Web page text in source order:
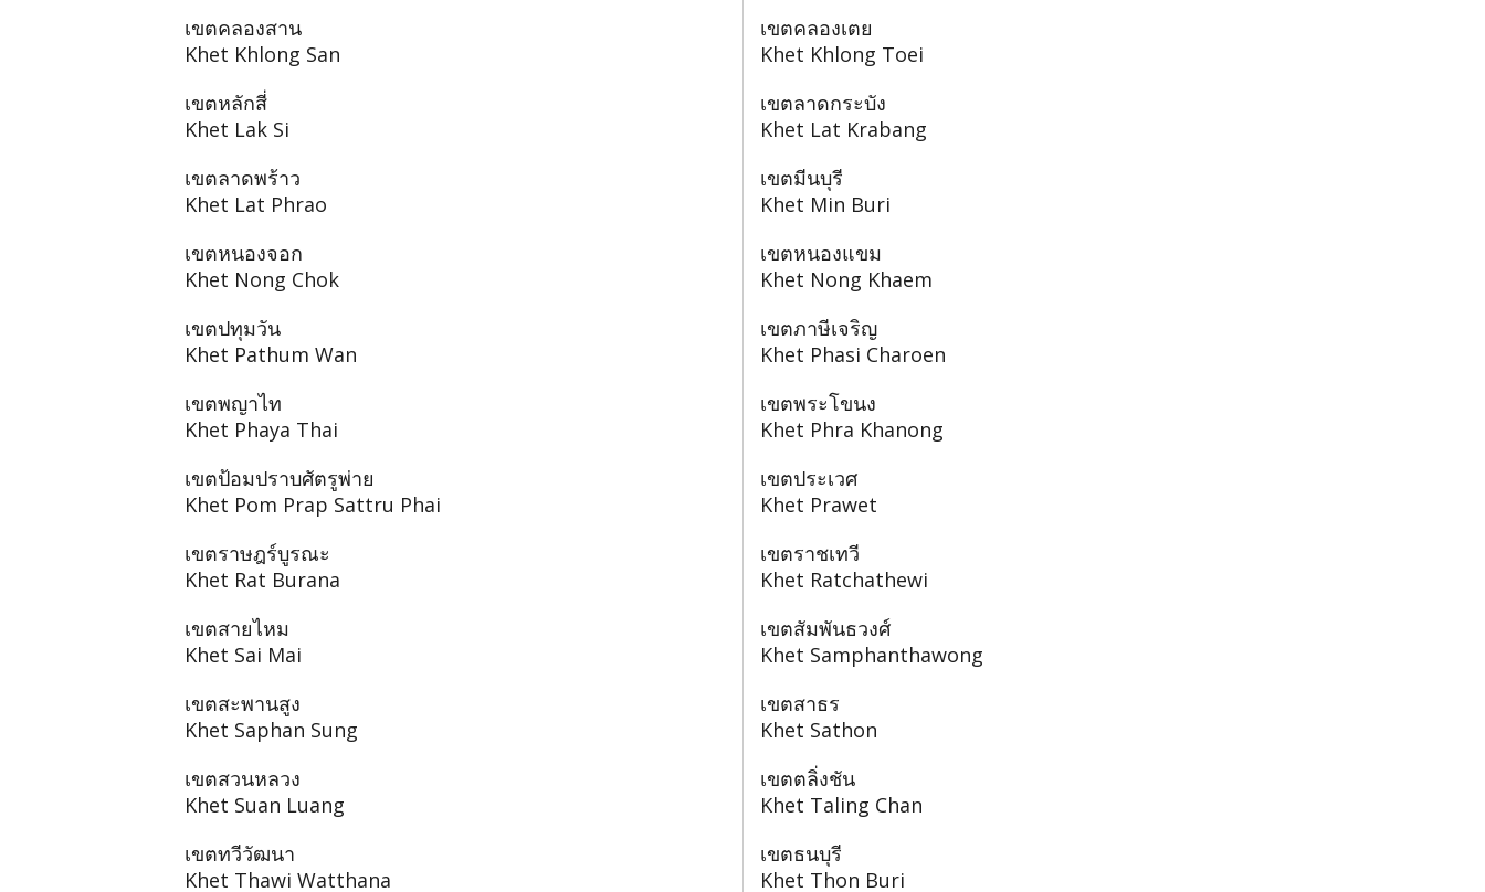
เขตคลองสาน
Khet Khlong San
เขตคลองเตย
Khet Khlong Toei
เขตหลักสี่
Khet Lak Si
เขตลาดกระบัง
Khet Lat Krabang
เขตลาดพร้าว
Khet Lat Phrao
เขตมีนบุรี
Khet Min Buri
เขตหนองจอก
Khet Nong Chok
เขตหนองแขม
Khet Nong Khaem
เขตปทุมวัน
Khet Pathum Wan
เขตภาษีเจริญ
Khet Phasi Charoen
เขตพญาไท
Khet Phaya Thai
เขตพระโขนง
Khet Phra Khanong
เขตป้อมปราบศัตรูพ่าย
Khet Pom Prap Sattru Phai
เขตประเวศ
Khet Prawet
เขตราษฎร์บูรณะ
Khet Rat Burana
เขตราชเทวี
Khet Ratchathewi
เขตสายไหม
Khet Sai Mai
เขตสัมพันธวงศ์
Khet Samphanthawong
เขตสะพานสูง
Khet Saphan Sung
เขตสาธร
Khet Sathon
เขตสวนหลวง
Khet Suan Luang
เขตตลิ่งชัน
Khet Taling Chan
เขตทวีวัฒนา
Khet Thawi Watthana
เขตธนบุรี
Khet Thon Buri